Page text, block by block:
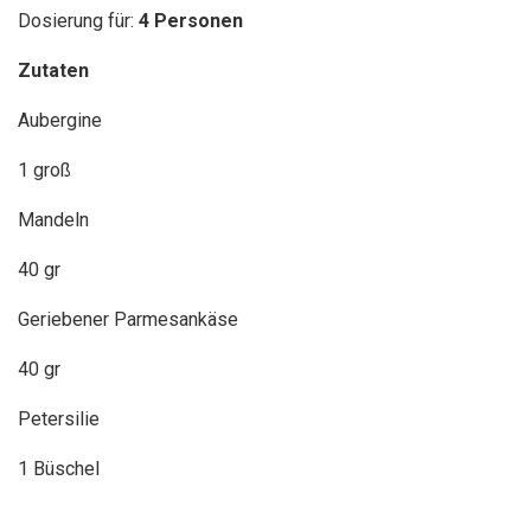
Dosierung für: 4 Personen
Zutaten
Aubergine
1 groß
Mandeln
40 gr
Geriebener Parmesankäse
40 gr
Petersilie
1 Büschel